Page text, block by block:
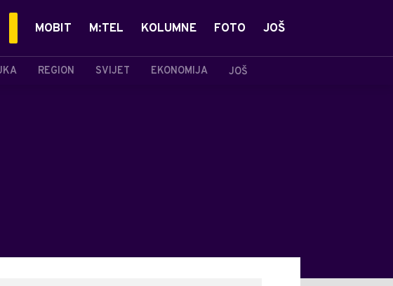
REGION SVIJET EKONOMIJA JOŠ
MOBIT M:TEL KOLUMNE FOTO JOŠ